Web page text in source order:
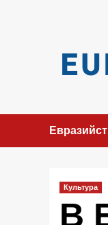
Культура
В